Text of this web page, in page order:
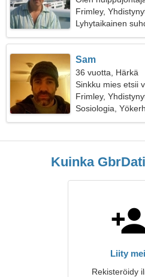
Frimley,
Lyhytaikainen
Sam
36 vuotta, Härkä
Sinkku mies etsii
Frimley,
Sosiologia,
Kuinka
Liity
Rekisteröidy